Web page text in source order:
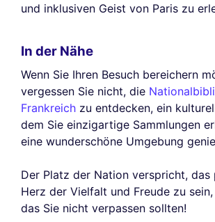
und inklusiven Geist von Paris zu
In der Nähe
Wenn Sie Ihren Besuch bereichern
vergessen Sie nicht, die
Frankreich zu entdecken, ein
dem Sie einzigartige Sammlungen
eine wunderschöne Umgebung
Der Platz der Nation verspricht, das
Herz der Vielfalt und Freude zu
das Sie nicht verpassen sollten!